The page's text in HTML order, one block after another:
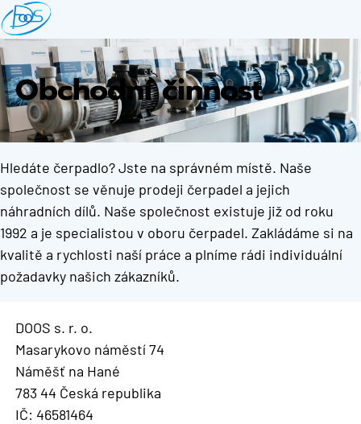
Přejít
k
hlavnímu
obsahu
Obchodní činnost
Hledáte čerpadlo? Jste na správném místě. Naše
společnost se věnuje prodeji čerpadel a jejich
náhradních dílů. Naše společnost existuje již od roku
1992 a je specialistou v oboru čerpadel. Zakládáme si na
kvalitě a rychlosti naší práce a plníme rádi individuální
požadavky našich zákazníků.
DOOS s. r. o.
Masarykovo náměstí 74
Náměšť na Hané
783 44 Česká republika
IČ: 46581464